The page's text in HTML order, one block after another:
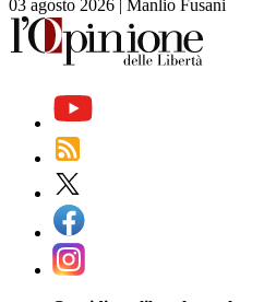
03 agosto 2026 | Manlio Fusani